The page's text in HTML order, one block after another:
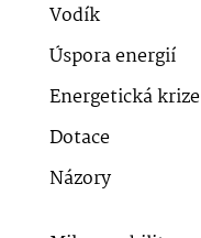
Vodík
Úspora energií
Energetická krize
Dotace
Názory